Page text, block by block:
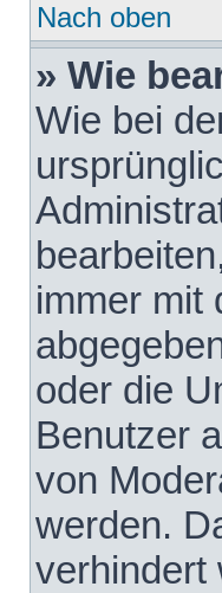
Nach oben
» Wie
Wie bei
immer mit
oder die
Benutzer
von
werden.
verhindert